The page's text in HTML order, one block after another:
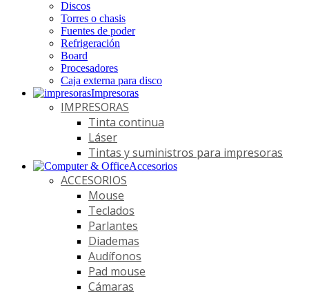
Discos
Torres o chasis
Fuentes de poder
Refrigeración
Board
Procesadores
Caja externa para disco
Impresoras
IMPRESORAS
Tinta continua
Láser
Tintas y suministros para impresoras
Accesorios
ACCESORIOS
Mouse
Teclados
Parlantes
Diademas
Audífonos
Pad mouse
Cámaras